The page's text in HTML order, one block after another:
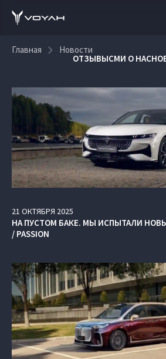
Главная Новости
ОТЗЫВЫСМИ О НАС
21 ОКТЯБРЯ 2025
НА ПУСТОМ БАКЕ. МЫ ИСПЫТАЛИ
/ PASSION